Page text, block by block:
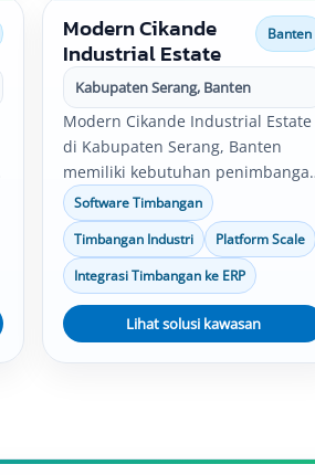
Modern Cikande
Industrial Estate
Banten
Kabupaten Serang, Banten
Modern Cikande Industrial Estate
di Kabupaten Serang, Banten
memiliki kebutuhan
untuk pabrik, gudang, produksi,
quality control, logistik, dan
distribusi. Solusi timbangan
industri, software timbangan,
platform scale, bench scale, serta
integrasi data timbang dapat
disesuaikan dengan kebutuhan
Software Timbangan
Timbangan Industri
Platform Scale
Integrasi Timbangan ke ERP
Lihat solusi kawasan